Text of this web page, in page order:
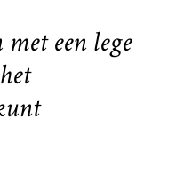
een lege